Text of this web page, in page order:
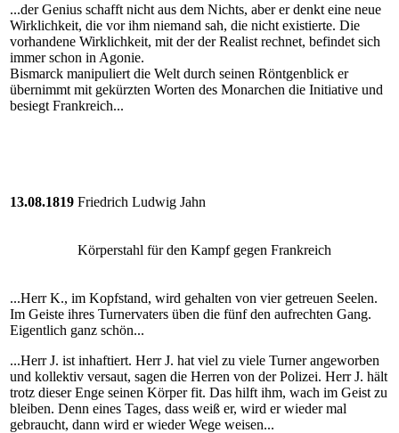
...der Genius schafft nicht aus dem Nichts, aber er denkt eine neue
Wirklichkeit, die vor ihm niemand sah, die nicht existierte. Die
vorhandene Wirklichkeit, mit der der Realist rechnet, befindet sich
immer schon in Agonie.
Bismarck manipuliert die Welt durch seinen Röntgenblick er
übernimmt mit gekürzten Worten des Monarchen die Initiative und
besiegt Frankreich...
13.08.1819 Friedrich Ludwig Jahn
Körperstahl für den Kampf gegen Frankreich
...Herr K., im Kopfstand, wird gehalten von vier getreuen Seelen.
Im Geiste ihres Turnervaters üben die fünf den aufrechten Gang.
Eigentlich ganz schön...
...Herr J. ist inhaftiert. Herr J. hat viel zu viele Turner angeworben
und kollektiv versaut, sagen die Herren von der Polizei. Herr J. hält
trotz dieser Enge seinen Körper fit. Das hilft ihm, wach im Geist zu
bleiben. Denn eines Tages, dass weiß er, wird er wieder mal
gebraucht, dann wird er wieder Wege weisen...